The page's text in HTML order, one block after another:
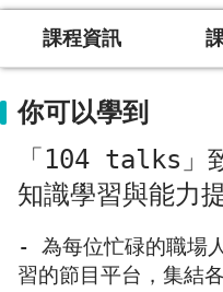
課程資訊
你可以學到
「104 talks」
知識學習與能力
- 為每位忙碌的職場
習的節目平台，集結